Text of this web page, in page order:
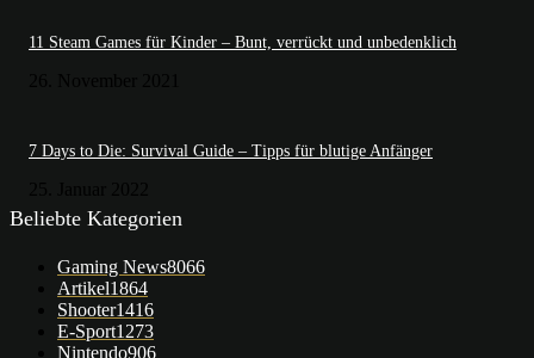
11 Steam Games für Kinder – Bunt, verrückt und unbedenklich
7 Days to Die: Survival Guide – Tipps für blutige Anfänger
Beliebte Kategorien
Gaming News8066
Artikel1864
Shooter1416
E-Sport1273
Nintendo906